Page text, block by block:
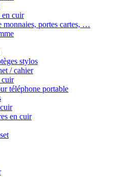
en cuir
monnaies, portes cartes, …
stylos
/ cahier
cuir
téléphone portable
en cuir